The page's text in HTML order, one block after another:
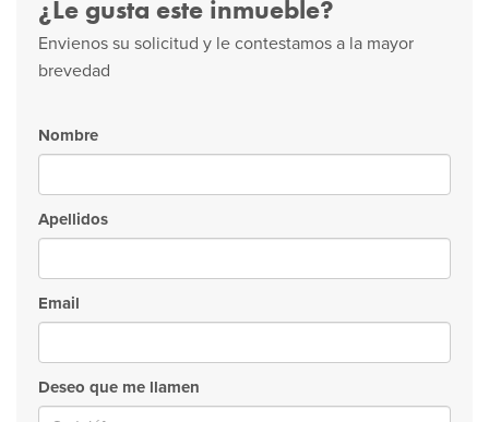
¿Le gusta este inmueble?
Envienos su solicitud y le contestamos a la mayor
brevedad
Nombre
Apellidos
Email
Deseo que me llamen